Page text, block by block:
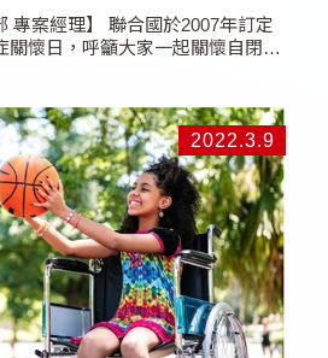
合國於2007年訂定
關懷日，呼籲大家一起關懷自閉症
彿來自另一個星球，所以社會大眾
根據衛生福利部統計，2020年台灣
2022.3.9